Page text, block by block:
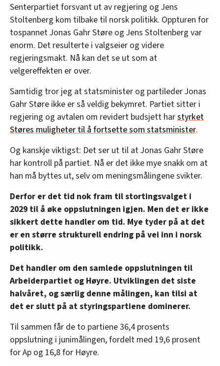
Senterpartiet forsvant ut av regjering og Jens
Stoltenberg kom tilbake til norsk politikk. Oppturen for
tospannet Jonas Gahr Støre og Jens Stoltenberg var
enorm. Det resulterte i valgseier og videre
regjeringsmakt. Nå kan det se ut som at
velgereffekten er over.
Samtidig tror jeg at statsminister og partileder Jonas
Gahr Støre ikke er så veldig bekymret. Partiet sitter i
regjering og avtalen om revidert budsjett harstyrket
Støres muligheter til å fortsette som statsminister.
Og kanskje viktigst: Det ser ut til at Jonas Gahr Støre
har kontroll på partiet. Nå er det ikke mye snakk om at
han må byttes ut, selv om meningsmålingene svikter.
Derfor er det tid nok fram til stortingsvalget i
2029 til å øke oppslutningen igjen. Men det er ikke
sikkert dette handler om tid. Mye tyder på at det
er en større strukturell endring på vei inn i norsk
politikk.
Det handler om den samlede oppslutningen til
Arbeiderpartiet og Høyre. Utviklingen det siste
halvåret, og særlig denne målingen, kan tilsi at
det er slutt på at styringspartiene dominerer.
Til sammen får de to partiene 36,4 prosents
oppslutning i junimålingen, fordelt med 19,6 prosent
for Ap og 16,8 for Høyre.